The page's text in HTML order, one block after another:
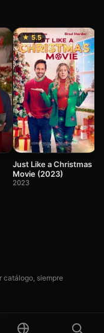
★ 5.5
Just Like a Christmas
Movie (2023)
2023
catálogo, siempre